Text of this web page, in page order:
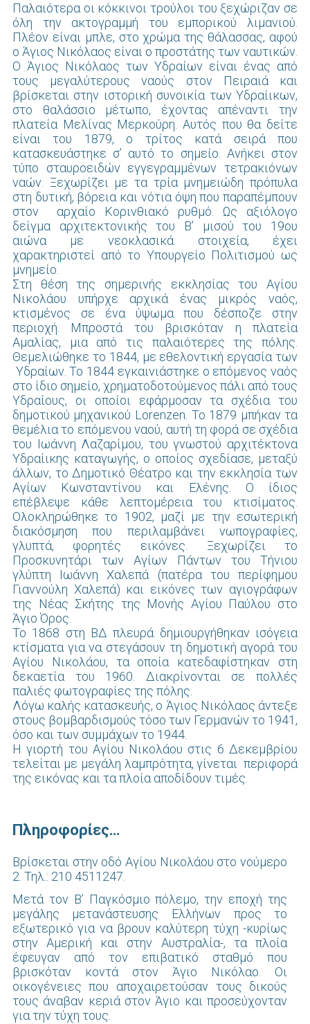
Παλαιότερα οι κόκκινοι τρούλοι του ξεχώριζαν σε
όλη την ακτογραμμή του εμπορικού λιμανιού.
Πλέον είναι μπλε, στο χρώμα της θάλασσας, αφού
ο Άγιος Νικόλαος είναι ο προστάτης των ναυτικών.
Ο Άγιος Νικόλαος των Υδραίων είναι ένας από
τους μεγαλύτερους ναούς στον Πειραιά και
βρίσκεται στην ιστορική συνοικία των Υδραίικων,
στο θαλάσσιο μέτωπο, έχοντας απέναντι την
πλατεία Μελίνας Μερκούρη. Αυτός που θα δείτε
είναι του 1879, ο τρίτος κατά σειρά που
κατασκευάστηκε σ’ αυτό το σημείο. Ανήκει στον
τύπο σταυροειδών εγγεγραμμένων τετρακιόνων
ναών. Ξεχωρίζει με τα τρία μνημειώδη πρόπυλα
στη δυτική, βόρεια και νότια όψη που παραπέμπουν
στον αρχαίο Κορινθιακό ρυθμό. Ως αξιόλογο
δείγμα αρχιτεκτονικής του Β’ μισού του 19ου
αιώνα με νεοκλασικά στοιχεία, έχει
χαρακτηριστεί από το Υπουργείο Πολιτισμού ως
μνημείο.
Στη θέση της σημερινής εκκλησίας του Αγίου
Νικολάου υπήρχε αρχικά ένας μικρός ναός,
κτισμένος σε ένα ύψωμα που δέσποζε στην
περιοχή. Μπροστά του βρισκόταν η πλατεία
Αμαλίας, μια από τις παλαιότερες της πόλης.
Θεμελιώθηκε το 1844, με εθελοντική εργασία των
Υδραίων. Το 1844 εγκαινιάστηκε ο επόμενος ναός
στο ίδιο σημείο, χρηματοδοτούμενος πάλι από τους
Υδραίους, οι οποίοι εφάρμοσαν τα σχέδια του
δημοτικού μηχανικού Lorenzen. Το 1879 μπήκαν τα
θεμέλια το επόμενου ναού, αυτή τη φορά σε σχέδια
του Ιωάννη Λαζαρίμου, του γνωστού αρχιτέκτονα
Υδραίικης καταγωγής, ο οποίος σχεδίασε, μεταξύ
άλλων, το Δημοτικό Θέατρο και την εκκλησία των
Αγίων Κωνσταντίνου και Ελένης. Ο ίδιος
επέβλεψε κάθε λεπτομέρεια του κτισίματος.
Ολοκληρώθηκε το 1902, μαζί με την εσωτερική
διακόσμηση που περιλαμβάνει νωπογραφίες,
γλυπτά, φορητές εικόνες. Ξεχωρίζει το
Προσκυνητάρι των Αγίων Πάντων του Τήνιου
γλύπτη Ιωάννη Χαλεπά (πατέρα του περίφημου
Γιαννούλη Χαλεπά) και εικόνες των αγιογράφων
της Νέας Σκήτης της Μονής Αγίου Παύλου στο
Άγιο Όρος.
Το 1868 στη ΒΔ πλευρά δημιουργήθηκαν ισόγεια
κτίσματα για να στεγάσουν τη δημοτική αγορά του
Αγίου Νικολάου, τα οποία κατεδαφίστηκαν στη
δεκαετία του 1960. Διακρίνονται σε πολλές
παλιές φωτογραφίες της πόλης.
Λόγω καλής κατασκευής, ο Άγιος Νικόλαος άντεξε
στους βομβαρδισμούς τόσο των Γερμανών το 1941,
όσο και των συμμάχων το 1944.
Η γιορτή του Αγίου Νικολάου στις 6 Δεκεμβρίου
τελείται με μεγάλη λαμπρότητα, γίνεται περιφορά
της εικόνας και τα πλοία αποδίδουν τιμές.
Πληροφορίες…
Βρίσκεται στην οδό Αγίου Νικολάου στο νούμερο
2. Τηλ.: 210 4511247.
Μετά τον Β’ Παγκόσμιο πόλεμο, την εποχή της
μεγάλης μετανάστευσης Ελλήνων προς το
εξωτερικό για να βρουν καλύτερη τύχη -κυρίως
στην Αμερική και στην Αυστραλία-, τα πλοία
έφευγαν από τον επιβατικό σταθμό που
βρισκόταν κοντά στον Άγιο Νικόλαο. Οι
οικογένειες που αποχαιρετούσαν τους δικούς
τους άναβαν κεριά στον Άγιο και προσεύχονταν
για την τύχη τους.